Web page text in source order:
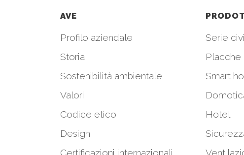
AVE
Profilo aziendale
Storia
Sostenibilità ambientale
Valori
Codice etico
Design
Certificazioni internazionali
Serie
Placche
Smart
Hotel